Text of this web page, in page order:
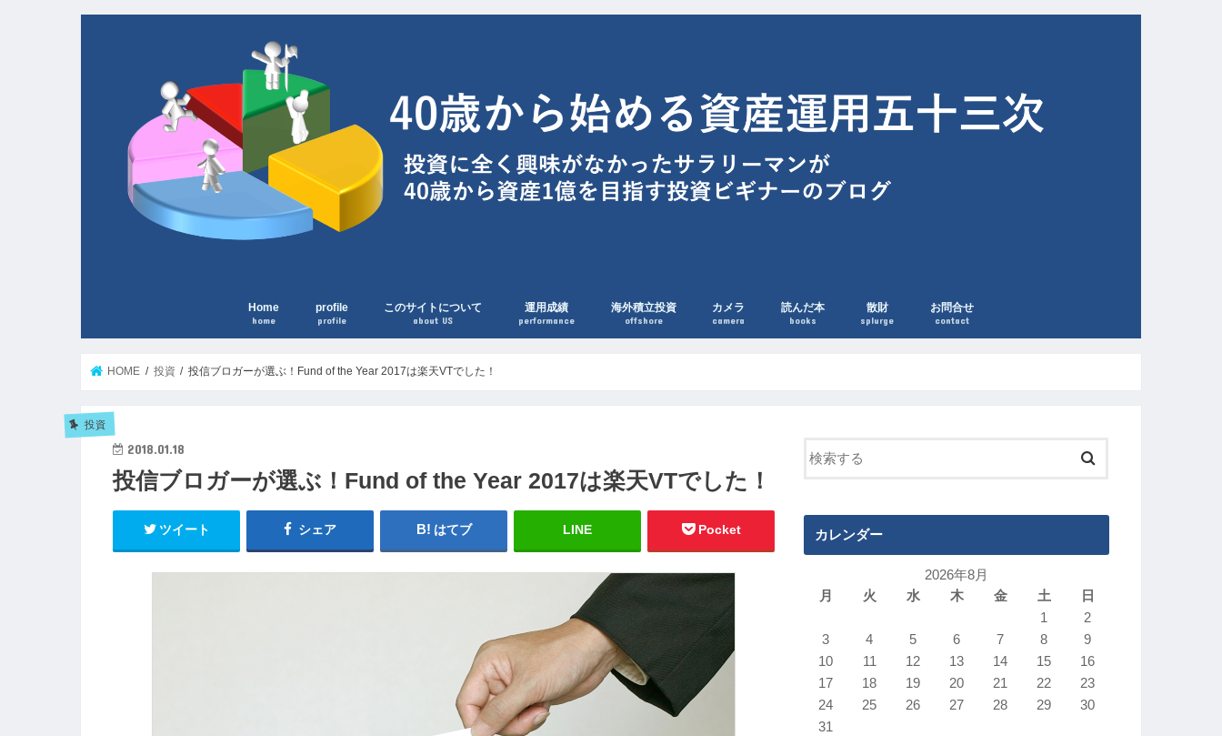
Home
home
profile
profile
このサイトについて
about US
運用成績
performance
海外積立投資
offshore
カメラ
camera
読んだ本
books
散財
splurge
お問合せ
contact
HOME 投資 投信ブロガーが選ぶ！Fund of the Year 2017は楽天VTでした！
投資
2018.01.18
投信ブロガーが選ぶ！Fund of the Year 2017は楽天VTでした！
ツイート シェア はてブ LINE Pocket カレンダー
2026年8月
月
火 水 木 金 土
日
1
2
3
4 5 6 7 8
9
10
11 12 13 14 15
16
17
18 19 20 21 22
23
24
25 26 27 28 29
30
31